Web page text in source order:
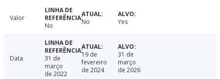
Valor
No
No Yes
Data
31 de
março
de 2022
19 de
fevereiro
de 2024
31 de
março
de 2026